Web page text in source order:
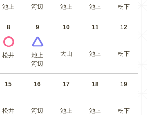
池上 河辺 池上 池上 松下
8
松井
9
池上
河辺
10
大山
11
池上
12
松下
15
松井
16
河辺
17
池上
18
池上
19
松下